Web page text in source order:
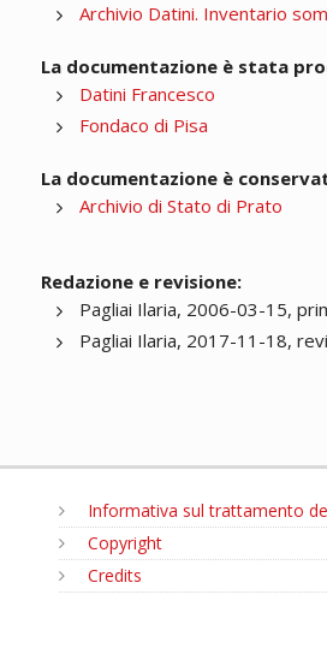
Archivio Datini. Inventario
La documentazione è stata
Datini Francesco
Fondaco di Pisa
La documentazione è
Archivio di Stato di Prato
Redazione e revisione:
Pagliai Ilaria, 2006-03-15,
Pagliai Ilaria, 2017-11-18,
Informativa sul trattamento
Copyright
Credits